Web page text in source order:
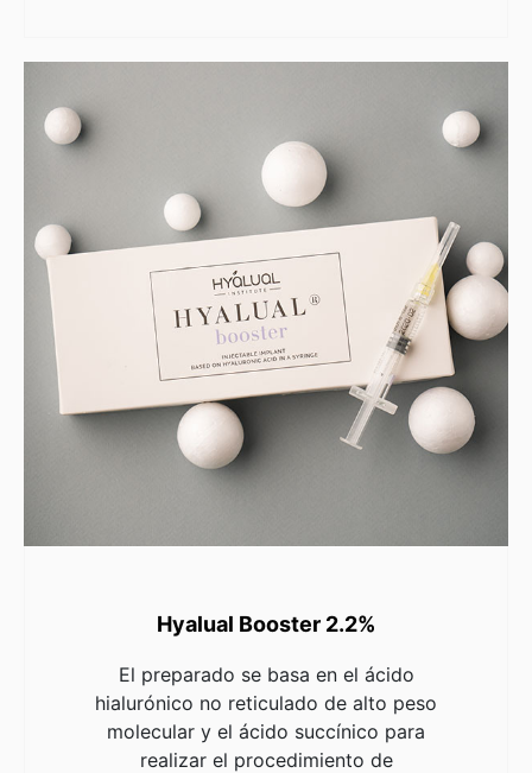
Hyalual Booster 2.2%
El preparado se basa en el ácido
hialurónico no reticulado de alto peso
molecular y el ácido succínico para
realizar el procedimiento de